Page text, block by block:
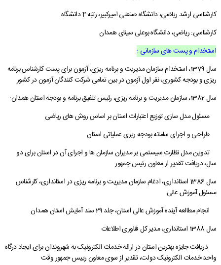
کارشناسی ارشد ریاضی، دانشگاه صنعتی امیرکبیر، رتبه 4 دانشگاه
کارشناسی: ریاضی، دانشگاه بوعلی سینای همدان
استخدام و پست های سازمانی :
سال 1379، استخدام سازمان مدیریت و برنامه ریزی، آزمون برای پست کارشناس برنامه
ریزی و بودجه کشوری، نفر اول آزمون در بین تمامی شرکت کنندگان آزمون در کشور
سال 1382، سازمان مدیریت و برنامه ریزی، رئیس تلفیق برنامه و بودجه استان همدان:
مسئول مدل سازی توزیع اعتبارات استان بر اساس روش های ریاضی
طراحی و اجرای سامانه بودجه ریزی عملیاتی استان
تدوین مدل نظارت سیستمی بر مدیران سازمان ها و اجرای آن در استان برای دو
سال، دریافت تقدیر از معاون رئیس جمهور
سال 1386 استانداری، ادغام سازمان مدیریت و برنامه ریزی در استانداری، کارشناس
مسئول آموزش عالی
انجام مطالعه آینده آموزش عالی استان، جلد 29 سند آمایش استان همدان
سال 1388 استانداری، مدیر کل فناوری اطلاعات
دریافت جایزه بهترین استان در ارائه خدمات الکترونیک به شهروندان برای ایجاد درگاه
واحد خدمات الکترونیک دولت، تقدیر از سوی معاون رییس جمهور وقت